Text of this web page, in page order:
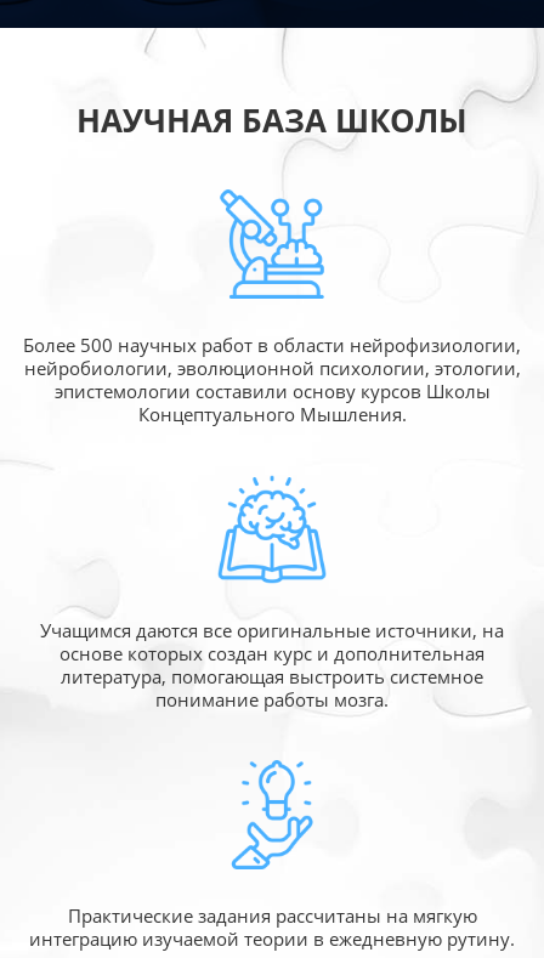
НАУЧНАЯ БАЗА ШКОЛЫ
Более 500 научных работ в области нейрофизиологии,
нейробиологии, эволюционной психологии, этологии,
эпистемологии составили основу курсов Школы
Концептуального Мышления.
Учащимся даются все оригинальные источники, на
основе которых создан курс и дополнительная
литература, помогающая выстроить системное
понимание работы мозга.
Практические задания рассчитаны на мягкую
интеграцию изучаемой теории в ежедневную рутину.